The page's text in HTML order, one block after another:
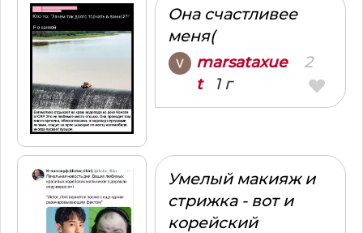
Она счастливее
меня(
marsataxue
t1 г
2
Умелый макияж и
стрижка - вот и
корейский